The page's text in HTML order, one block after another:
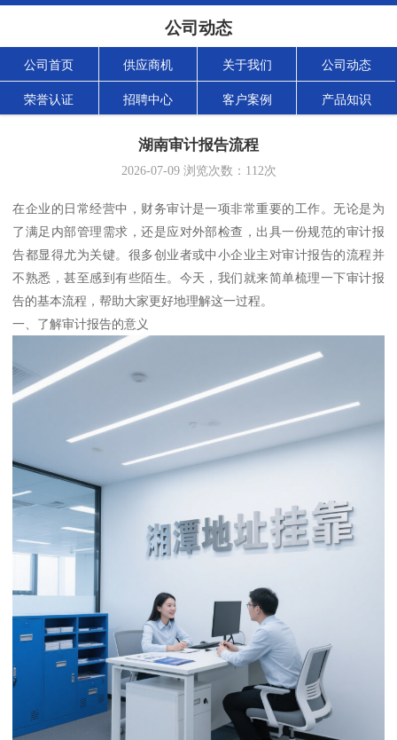
公司动态
公司首页 供应商机 关于我们 公司动态
荣誉认证 招聘中心 客户案例 产品知识
湖南审计报告流程
2026-07-09浏览次数： 112次
在企业的日常经营中，财务审计是一项非常重要的工作。无论是为
了满足内部管理需求，还是应对外部检查，出具一份规范的审计报
告都显得尤为关键。很多创业者或中小企业主对审计报告的流程并
不熟悉，甚至感到有些陌生。今天，我们就来简单梳理一下审计报
告的基本流程，帮助大家更好地理解这一过程。
一、了解审计报告的意义